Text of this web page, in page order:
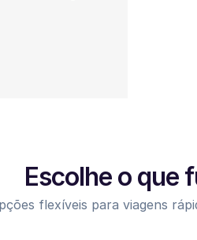
Escolhe o que
flexíveis para viagens